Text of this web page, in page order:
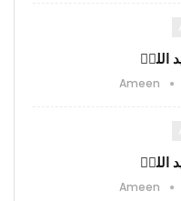
اللہؒ
Ameen
اللہؒ
Ameen